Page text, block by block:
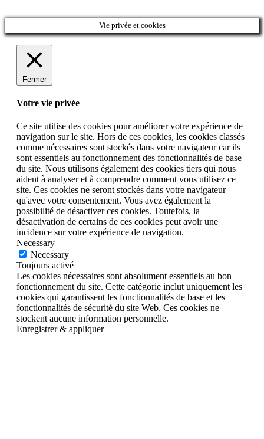
Vie privée et cookies
Fermer
Votre vie privée
Ce site utilise des cookies pour améliorer votre expérience de
navigation sur le site. Hors de ces cookies, les cookies classés
comme nécessaires sont stockés dans votre navigateur car ils
sont essentiels au fonctionnement des fonctionnalités de base
du site. Nous utilisons également des cookies tiers qui nous
aident à analyser et à comprendre comment vous utilisez ce
site. Ces cookies ne seront stockés dans votre navigateur
qu'avec votre consentement. Vous avez également la
possibilité de désactiver ces cookies. Toutefois, la
désactivation de certains de ces cookies peut avoir une
incidence sur votre expérience de navigation.
Necessary
Necessary
Toujours activé
Les cookies nécessaires sont absolument essentiels au bon
fonctionnement du site. Cette catégorie inclut uniquement les
cookies qui garantissent les fonctionnalités de base et les
fonctionnalités de sécurité du site Web. Ces cookies ne
stockent aucune information personnelle.
Enregistrer & appliquer